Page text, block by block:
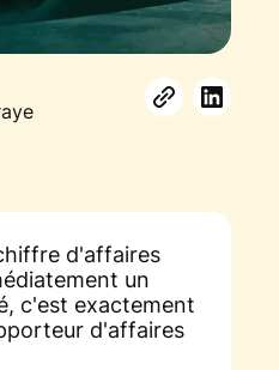
d'affaires
un
c'est exactement
d'affaires